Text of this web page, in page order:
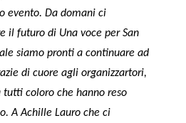
evento. Da domani ci
il futuro di Una voce per San
siamo pronti a continuare ad
di cuore agli organizzartori,
tutti coloro che hanno reso
A Achille Lauro che ci